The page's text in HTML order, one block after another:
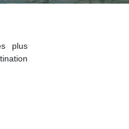
plus